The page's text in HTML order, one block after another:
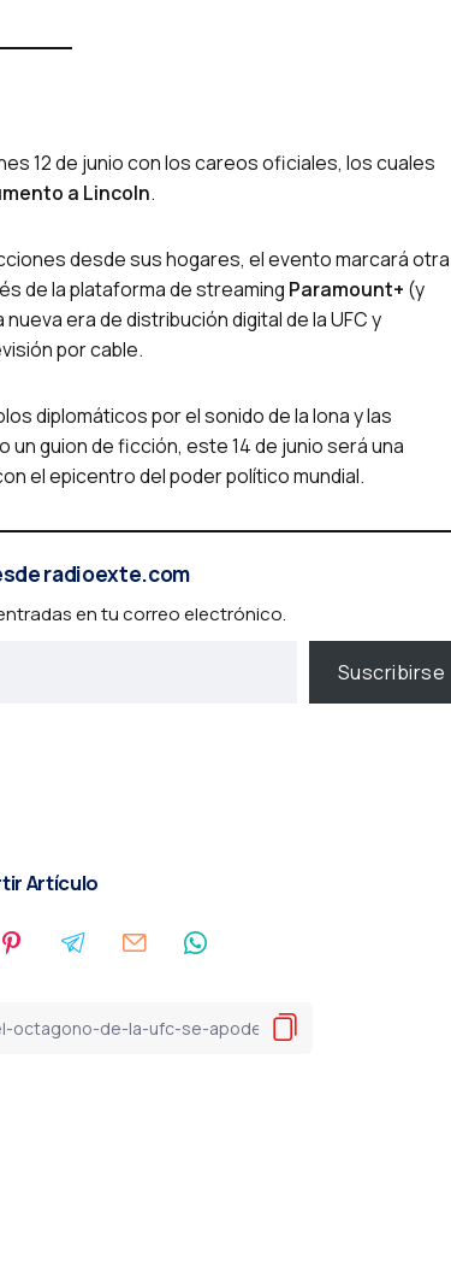
12 de junio con los careos oficiales, los cuales
a Lincoln.
desde sus hogares, el evento marcará otra
de la plataforma de streaming Paramount+ (y
era de distribución digital de la UFC y
por cable.
diplomáticos por el sonido de la lona y las
guion de ficción, este 14 de junio será una
el epicentro del poder político mundial.
radioexte.com
en tu correo electrónico.
Suscribirse
Artículo